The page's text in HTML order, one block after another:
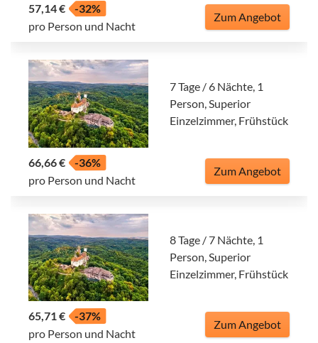
57,14 €
-32%
pro Person und Nacht
Zum Angebot
7 Tage / 6 Nächte, 1
Person, Superior
Einzelzimmer, Frühstück
66,66 €
-36%
pro Person und Nacht
Zum Angebot
8 Tage / 7 Nächte, 1
Person, Superior
Einzelzimmer, Frühstück
65,71 €
-37%
pro Person und Nacht
Zum Angebot